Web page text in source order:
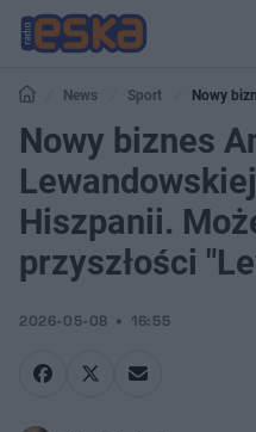
News Sport
Nowy
Hiszpanii. Może zaważyć na
Nowy biznes
Hiszpanii.
przyszłości
2026-05-08 16:55